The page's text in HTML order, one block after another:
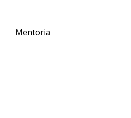
Mentoria